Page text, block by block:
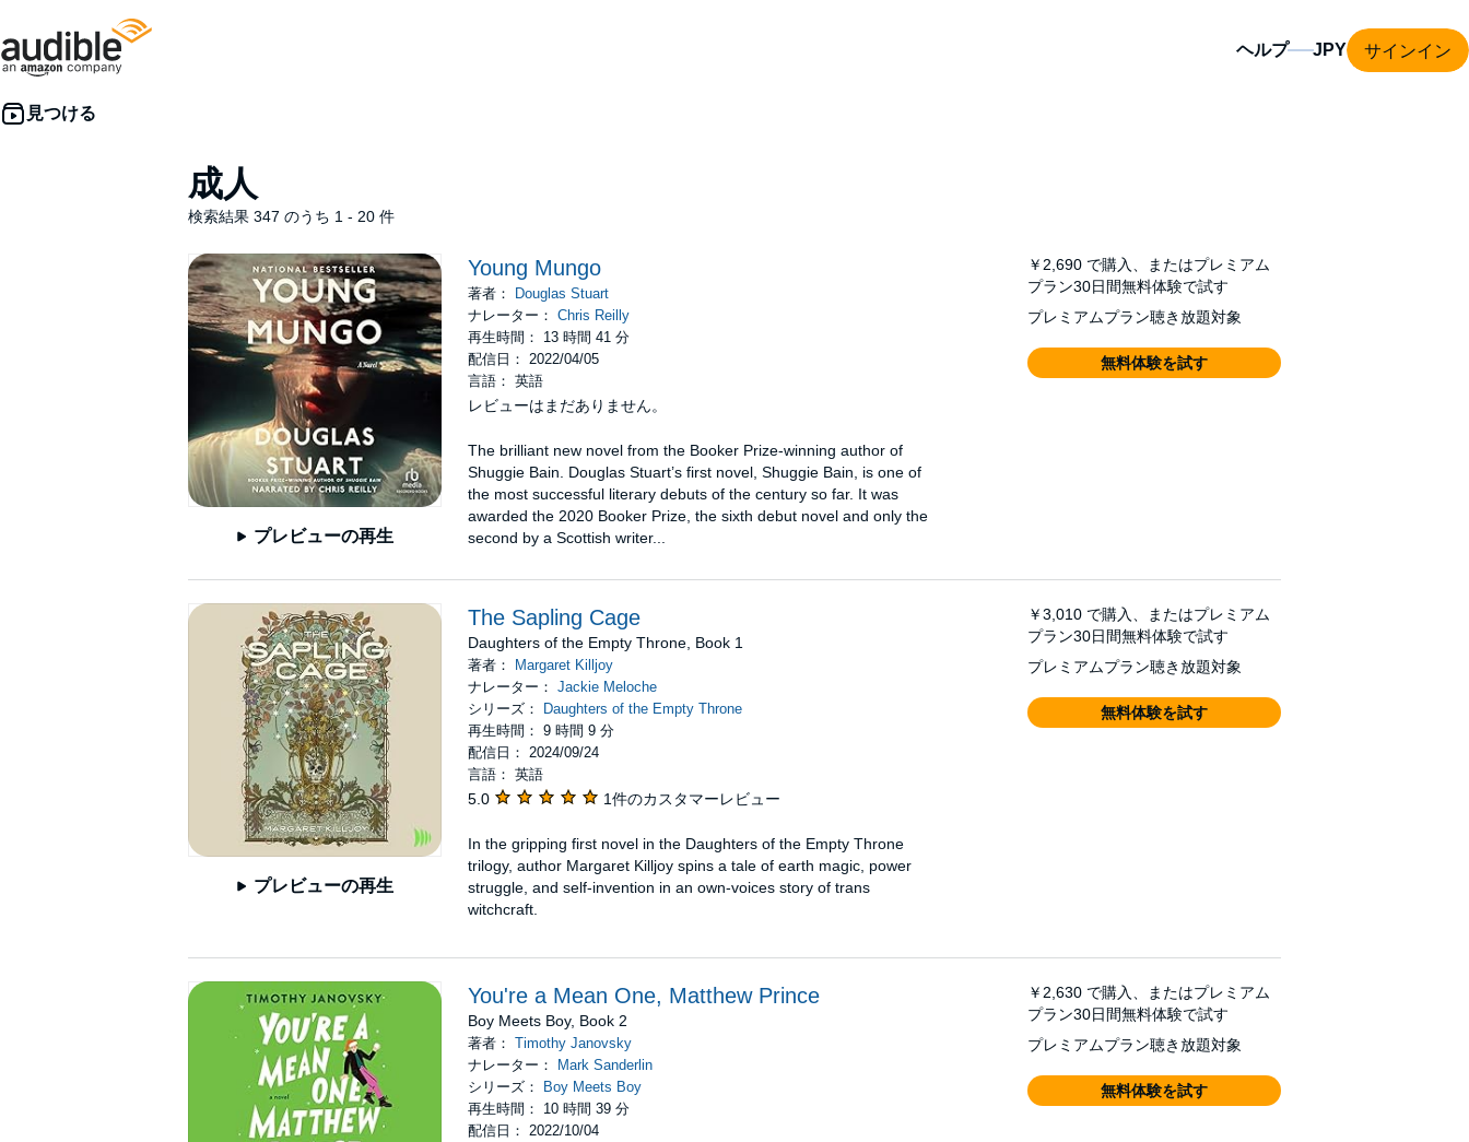
ヘルプ サインイン
成人
検索結果 347 のうち 1 - 20 件
プレビューの再生
Young Mungo
著者：
Douglas Stuart
ナレーター： Chris Reilly
再生時間： 13 時間 41 分
配信日： 2022/04/05
言語： 英語
レビューはまだありません。
The brilliant new novel from the Booker Prize-winning author of
Shuggie Bain. Douglas Stuart’s first novel, Shuggie Bain, is one of
the most successful literary debuts of the century so far. It was
awarded the 2020 Booker Prize, the sixth debut novel and only the
second by a Scottish writer...
￥2,690 で購入、またはプレミアム
プラン30日間無料体験で試す
プレミアムプラン聴き放題対象
無料体験を試す
プレビューの再生
The Sapling Cage
Daughters of the Empty Throne, Book 1
著者：
Margaret Killjoy
ナレーター： Jackie Meloche
シリーズ：
Daughters of the Empty Throne
再生時間： 9 時間 9 分
配信日： 2024/09/24
言語： 英語
5.0 1件のカスタマーレビュー
In the gripping first novel in the Daughters of the Empty Throne
trilogy, author Margaret Killjoy spins a tale of earth magic, power
struggle, and self-invention in an own-voices story of trans
witchcraft.
￥3,010 で購入、またはプレミアム
プラン30日間無料体験で試す
プレミアムプラン聴き放題対象
無料体験を試す
You're a Mean One, Matthew Prince
Boy Meets Boy, Book 2
著者： Timothy Janovsky
ナレーター：
Mark Sanderlin
シリーズ：
Boy Meets Boy
再生時間： 10 時間 39 分
配信日： 2022/10/04
￥2,630 で購入、またはプレミアム
プラン30日間無料体験で試す
プレミアムプラン聴き放題対象
無料体験を試す